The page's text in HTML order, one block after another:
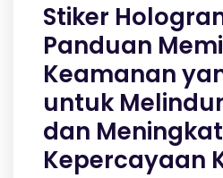
Stiker
Panduan
Keamanan
untuk
dan
Kepercayaan